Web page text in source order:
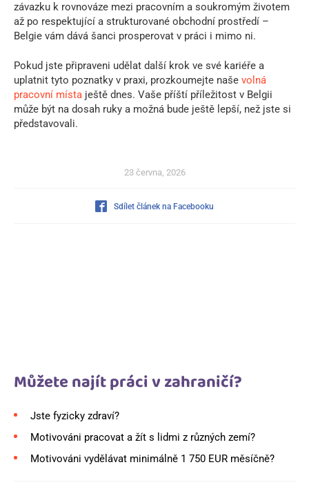
závazku k rovnováze mezi pracovním a soukromým životem
až po respektující a strukturované obchodní prostředí –
Belgie vám dává šanci prosperovat v práci i mimo ni.
Pokud jste připraveni udělat další krok ve své kariéře a
uplatnit tyto poznatky v praxi, prozkoumejte naše volná
pracovní místa ještě dnes. Vaše příští příležitost v Belgii
může být na dosah ruky a možná bude ještě lepší, než jste si
představovali.
23 června, 2026
Sdílet článek na Facebooku
Můžete najít práci v zahraničí?
Jste fyzicky zdraví?
Motivováni pracovat a žít s lidmi z různých zemí?
Motivováni vydělávat minimálně 1 750 EUR měsíčně?